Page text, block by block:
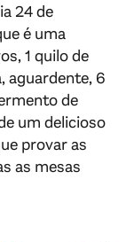
24 de
é uma
1 quilo de
aguardente, 6
de
um delicioso
provar as
as mesas